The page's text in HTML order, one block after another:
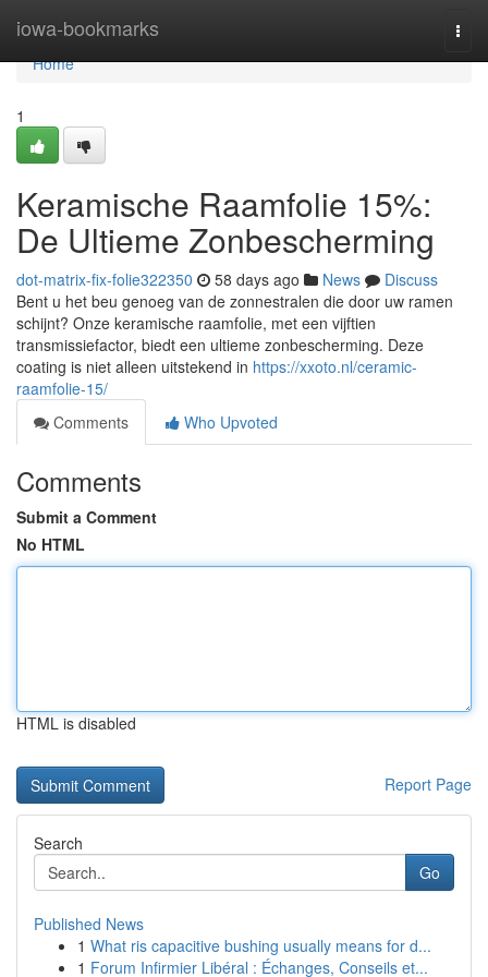
iowa-bookmarks
Home
Home
1
Keramische Raamfolie 15%:
De Ultieme Zonbescherming
dot-matrix-fix-folie322350 58 days ago News
Discuss
Bent u het beu genoeg van de zonnestralen die door uw ramen
schijnt? Onze keramische raamfolie, met een vijftien
transmissiefactor, biedt een ultieme zonbescherming. Deze
coating is niet alleen uitstekend in https://xxoto.nl/ceramic-
raamfolie-15/
Comments
Who Upvoted
Comments
Submit a Comment
No HTML
HTML is disabled
Report Page
Search
Go
Published News
1 What ris capacitive bushing usually means for d...
1 Forum Infirmier Libéral : Échanges, Conseils et...